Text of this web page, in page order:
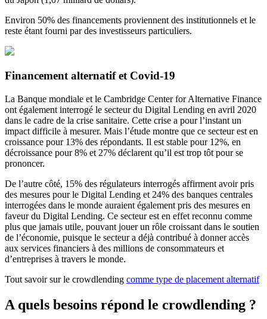
Environ 50% des financements proviennent des institutionnels et le
reste étant fourni par des investisseurs particuliers.
Financement alternatif et Covid-19
La Banque mondiale et le Cambridge Center for Alternative Finance
ont également interrogé le secteur du Digital Lending en avril 2020
dans le cadre de la crise sanitaire. Cette crise a pour l’instant un
impact difficile à mesurer. Mais l’étude montre que ce secteur est en
croissance pour 13% des répondants. Il est stable pour 12%, en
décroissance pour 8% et 27% déclarent qu’il est trop tôt pour se
prononcer.
De l’autre côté, 15% des régulateurs interrogés affirment avoir pris
des mesures pour le Digital Lending et 24% des banques centrales
interrogées dans le monde auraient également pris des mesures en
faveur du Digital Lending. Ce secteur est en effet reconnu comme
plus que jamais utile, pouvant jouer un rôle croissant dans le soutien
de l’économie, puisque le secteur a déjà contribué à donner accès
aux services financiers à des millions de consommateurs et
d’entreprises à travers le monde.
Tout savoir sur le crowdlending comme type de placement alternatif
A quels besoins répond le crowdlending ?